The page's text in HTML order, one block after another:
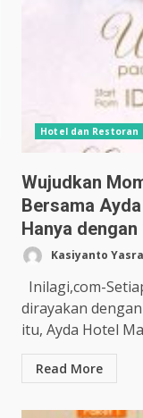
Hotel dan Restoran
Wujudkan
Bersama
Hanya
Kasiyanto
Inilagi,com-
dirayakan
itu, Ayda Hotel
Read More